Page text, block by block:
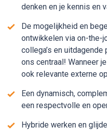
denken en je kennis en
De mogelijkheid en
ontwikkelen via on-the-
collega’s en
ons centraal! Wanneer
ook relevante externe
Een dynamisch,
een respectvolle en
Hybride werken en